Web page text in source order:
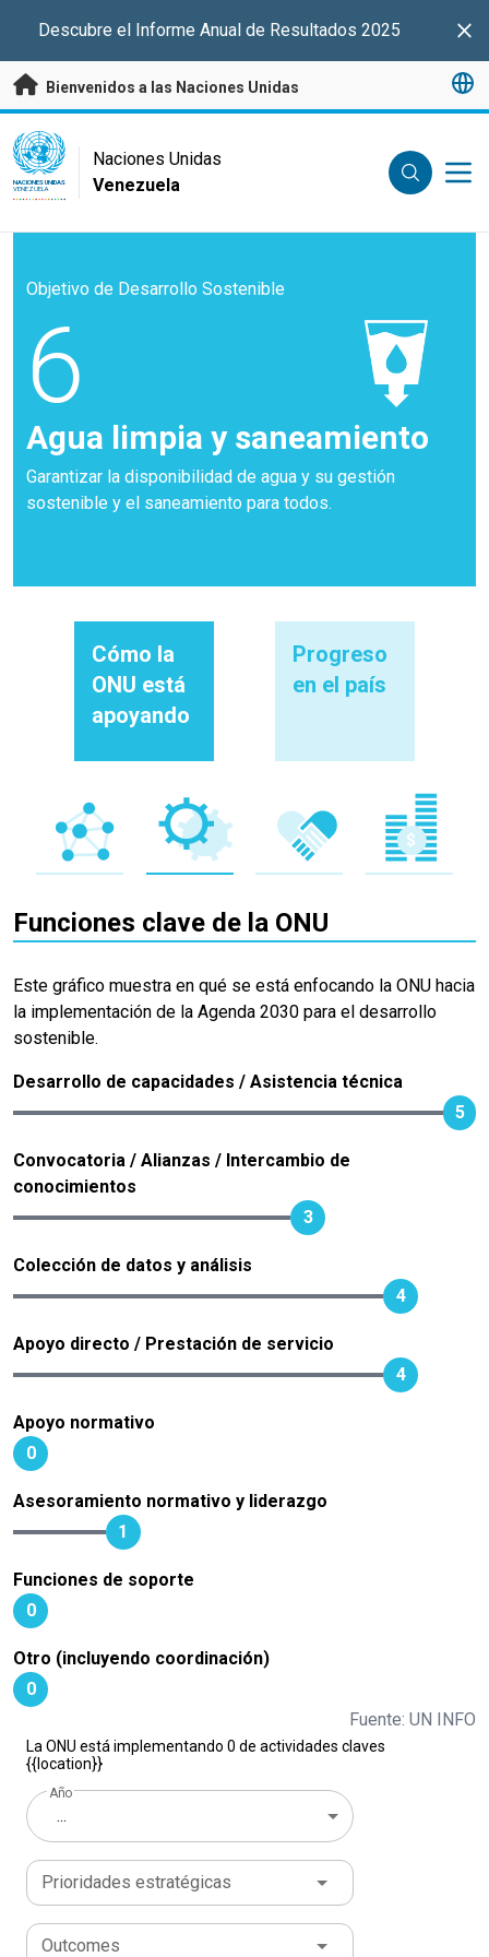
Descubre el Informe Anual de Resultados 2025
Bienvenidos a las Naciones Unidas
UN Logo
NACIONES UNIDAS
VENEZUELA
Naciones Unidas
Venezuela
Objetivo de Desarrollo Sostenible
6
Agua limpia y saneamiento
Garantizar la disponibilidad de agua y su gestión
sostenible y el saneamiento para todos.
Cómo la
ONU está
apoyando
Progreso
en el país
Funciones clave de la ONU
Este gráfico muestra en qué se está enfocando la ONU hacia
la implementación de la Agenda 2030 para el desarrollo
sostenible.
Desarrollo de capacidades / Asistencia técnica
5
Convocatoria / Alianzas / Intercambio de
conocimientos
3
Colección de datos y análisis
4
Apoyo directo / Prestación de servicio
4
Apoyo normativo
0
Asesoramiento normativo y liderazgo
1
Funciones de soporte
0
Otro (incluyendo coordinación)
0
Fuente: UN INFO
La ONU está implementando 0 de actividades claves
{{location}}
Año
...
Prioridades estratégicas
Outcomes